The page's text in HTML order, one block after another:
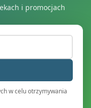
i promocjach
w celu otrzymywania